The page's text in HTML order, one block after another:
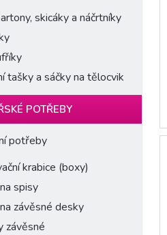
skicáky a náčrtníky
tašky a sáčky na tělocvik
POTŘEBY
potřeby
krabice (boxy)
spisy
závěsné desky
závěsné